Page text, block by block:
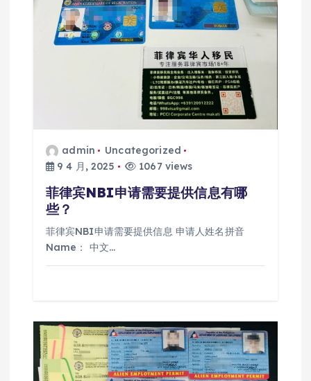
admin
Uncategorized
9 4 月, 2025
1067 views
菲律宾NBI申请需要提供信息有哪
些？
菲律宾NBI申请需要提供信息 申请人姓名拼音
Name： 中文…